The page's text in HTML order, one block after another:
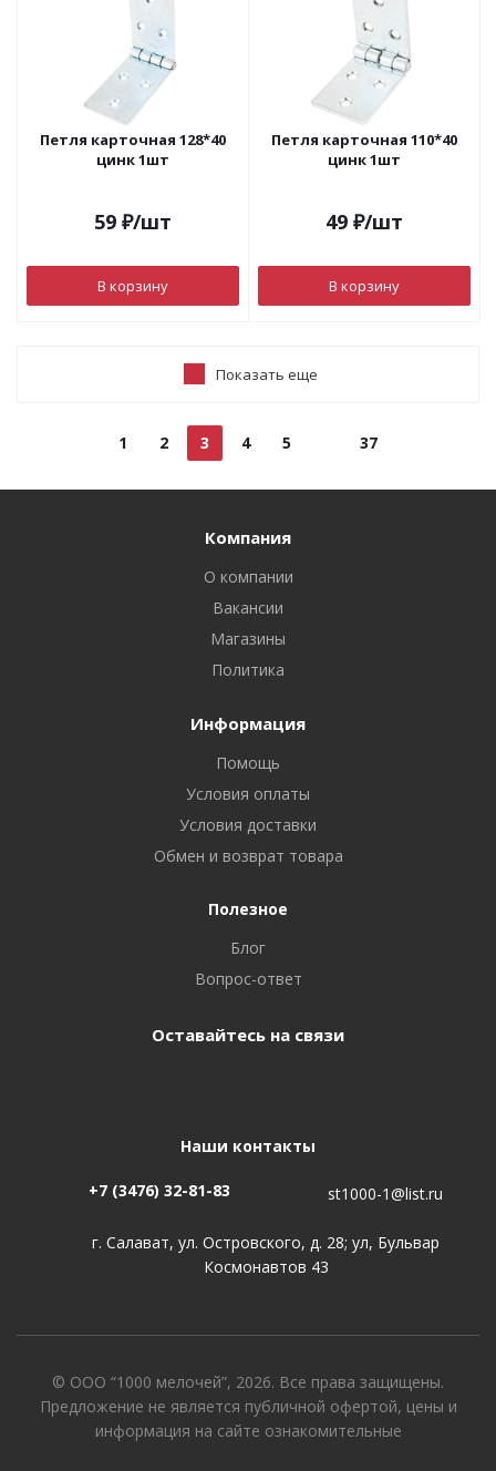
Петля карточная 128*40
цинк 1шт
59 ₽/шт
В корзину
Петля карточная 110*40
цинк 1шт
49 ₽/шт
В корзину
Показать еще
1 2 3 4 5 37
Компания
О компании
Вакансии
Магазины
Политика
Информация
Помощь
Условия оплаты
Условия доставки
Обмен и возврат товара
Полезное
Блог
Вопрос-ответ
Оставайтесь на связи
Наши контакты
+7 (3476) 32-81-83 st1000-1@list.ru
г. Салават, ул. Островского, д. 28; ул, Бульвар
Космонавтов 43
© ООО “1000 мелочей”, 2026. Все права защищены.
Предложение не является публичной офертой, цены и
информация на сайте ознакомительные